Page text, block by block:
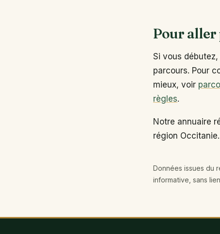
Pour
Si vous
parcours. Pour
mieux, voir
règles.
Notre annuaire
région Occitanie.
Données issues du
informative, sans